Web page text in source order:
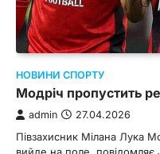
НОВИНИ СПОРТУ
Модріч пропустить
admin 27.04.2026
Півзахисник Мілана Лука